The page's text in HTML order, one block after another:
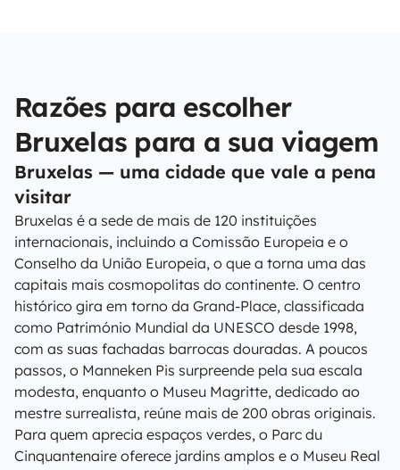
Razões para escolher
Bruxelas para a sua viagem
Bruxelas — uma cidade que vale a pena
visitar
Bruxelas é a sede de mais de 120 instituições
internacionais, incluindo a Comissão Europeia e o
Conselho da União Europeia, o que a torna uma das
capitais mais cosmopolitas do continente. O centro
histórico gira em torno da Grand-Place, classificada
como Património Mundial da UNESCO desde 1998,
com as suas fachadas barrocas douradas. A poucos
passos, o Manneken Pis surpreende pela sua escala
modesta, enquanto o Museu Magritte, dedicado ao
mestre surrealista, reúne mais de 200 obras originais.
Para quem aprecia espaços verdes, o Parc du
Cinquantenaire oferece jardins amplos e o Museu Real